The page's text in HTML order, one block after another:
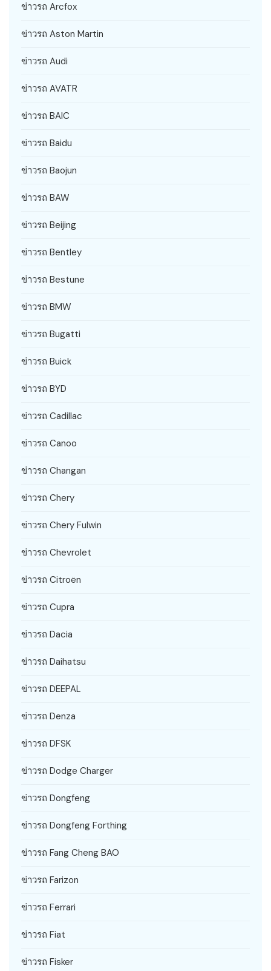
ข่าวรถ Arcfox
ข่าวรถ Aston Martin
ข่าวรถ Audi
ข่าวรถ AVATR
ข่าวรถ BAIC
ข่าวรถ Baidu
ข่าวรถ Baojun
ข่าวรถ BAW
ข่าวรถ Beijing
ข่าวรถ Bentley
ข่าวรถ Bestune
ข่าวรถ BMW
ข่าวรถ Bugatti
ข่าวรถ Buick
ข่าวรถ BYD
ข่าวรถ Cadillac
ข่าวรถ Canoo
ข่าวรถ Changan
ข่าวรถ Chery
ข่าวรถ Chery Fulwin
ข่าวรถ Chevrolet
ข่าวรถ Citroën
ข่าวรถ Cupra
ข่าวรถ Dacia
ข่าวรถ Daihatsu
ข่าวรถ DEEPAL
ข่าวรถ Denza
ข่าวรถ DFSK
ข่าวรถ Dodge Charger
ข่าวรถ Dongfeng
ข่าวรถ Dongfeng Forthing
ข่าวรถ Fang Cheng BAO
ข่าวรถ Farizon
ข่าวรถ Ferrari
ข่าวรถ Fiat
ข่าวรถ Fisker